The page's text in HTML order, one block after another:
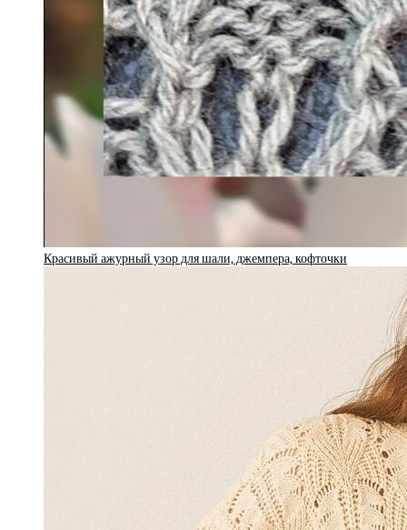
Красивый ажурный узор для шали, джемпера, кофточки